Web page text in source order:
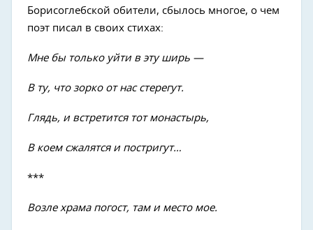
Борисоглебской обители, сбылось многое, о чем
поэт писал в своих стихах:
Мне бы только уйти в эту ширь —
В ту, что зорко от нас стерегут.
Глядь, и встретится тот монастырь,
В коем сжалятся и постригут…
***
Возле храма погост, там и место мое.